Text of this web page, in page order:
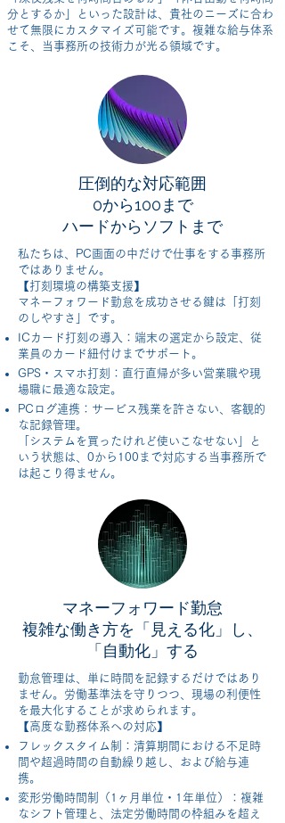
分とするか」といった設計は、貴社のニーズに合わ
せて無限にカスタマイズ可能です。複雑な給与体系
こそ、当事務所の技術力が光る領域です。
圧倒的な対応範囲
0から100まで
ハードからソフトまで
私たちは、PC画面の中だけで仕事をする事務所
ではありません。
【打刻環境の構築支援】
マネーフォワード勤怠を成功させる鍵は「打刻
のしやすさ」です。
ICカード打刻の導入：端末の選定から設定、従
業員のカード紐付けまでサポート。
GPS・スマホ打刻：直行直帰が多い営業職や現
場職に最適な設定。
PCログ連携：サービス残業を許さない、客観的
な記録管理。
「システムを買ったけれど使いこなせない」と
いう状態は、0から100まで対応する当事務所で
は起こり得ません。
マネーフォワード勤怠
複雑な働き方を「見える化」し、
「自動化」する
勤怠管理は、単に時間を記録するだけではあり
ません。労働基準法を守りつつ、現場の利便性
を最大化することが求められます。
【高度な勤務体系への対応】
フレックスタイム制：清算期間における不足時
間や超過時間の自動繰り越し、および給与連
携。
変形労働時間制（1ヶ月単位・1年単位）：複雑
なシフト管理と、法定労働時間の枠組みを超え